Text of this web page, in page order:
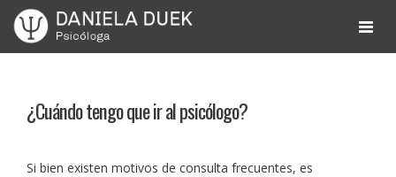
Skip
Daniela Cohen Duek
Psicóloga
¿Cuándo tengo que ir al psicólogo?
Si bien existen motivos de consulta frecuentes, es